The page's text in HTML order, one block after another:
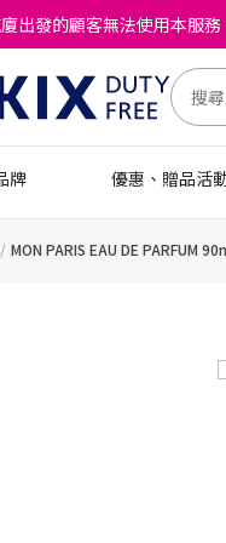
出發的顧客無法使用本服務
牌 優惠、贈品活
MON PARIS EAU DE PARFUM